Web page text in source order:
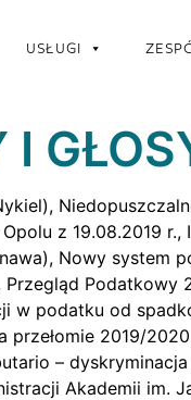
USŁUGI
I
z 19.08.2019
Nowy system
Przegląd Podatkowy
w podatku od
2019/
–
Akademii im.